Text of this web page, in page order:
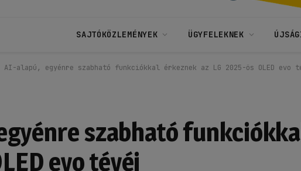
SAJTÓKÖZLEMÉNYEK ÜGYFELEKNEK
AI-alapú, egyénre szabható funkciókkal érkeznek az LG 2025-ös OLED evo
szabható
evo tévéi